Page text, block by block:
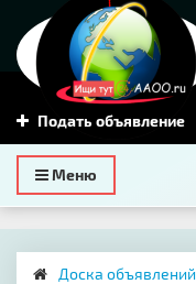
Подать объявление
Toggle
navigation
Меню
Доска